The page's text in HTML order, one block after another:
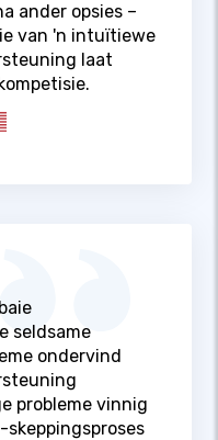
ander opsies –
van 'n intuïtiewe
laat
seldsame
ondervind
probleme vinnig